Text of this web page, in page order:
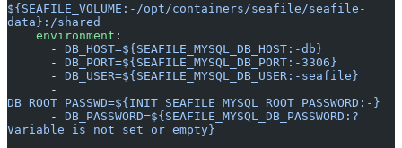
${SEAFILE_VOLUME:-/opt/containers/seafile/seafile-
data}:/shared
    environment
:
      -
DB_HOST=${SEAFILE_MYSQL_DB_HOST:-db}
      -
DB_PORT=${SEAFILE_MYSQL_DB_PORT:-3306}
      -
DB_USER=${SEAFILE_MYSQL_DB_USER:-seafile}
DB_ROOT_PASSWD=${INIT_SEAFILE_MYSQL_ROOT_PASSWORD:-}
      -
DB_PASSWORD=${SEAFILE_MYSQL_DB_PASSWORD:?
Variable is not set or empty}